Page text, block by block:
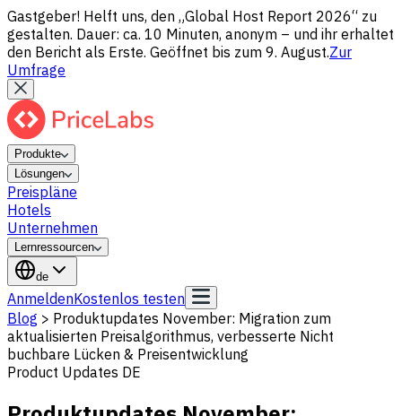
Gastgeber! Helft uns, den „Global Host Report 2026“ zu
gestalten. Dauer: ca. 10 Minuten, anonym – und ihr erhaltet
den Bericht als Erste. Geöffnet bis zum 9. August.Zur
Umfrage
Produkte
Lösungen
Preispläne
Hotels
Unternehmen
Lernressourcen
de
AnmeldenKostenlos testen
Blog > Produktupdates November: Migration zum
aktualisierten Preisalgorithmus, verbesserte Nicht
buchbare Lücken & Preisentwicklung
Product Updates DE